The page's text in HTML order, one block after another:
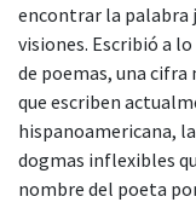
encontrar la palabra
visiones. Escribió a
de poemas, una cifra
que escriben
hispanoamericana,
dogmas inflexibles
nombre del poeta